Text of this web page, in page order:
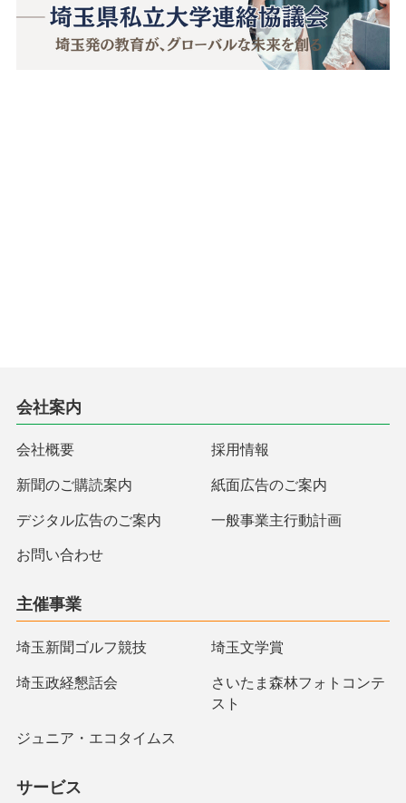
会社案内
会社概要 採用情報
新聞のご購読案内 紙面広告のご案内
デジタル広告のご案内 一般事業主行動計画
お問い合わせ
主催事業
埼玉新聞ゴルフ競技 埼玉文学賞
埼玉政経懇話会
さいたま森林フォトコンテ
スト
ジュニア・エコタイムス
サービス